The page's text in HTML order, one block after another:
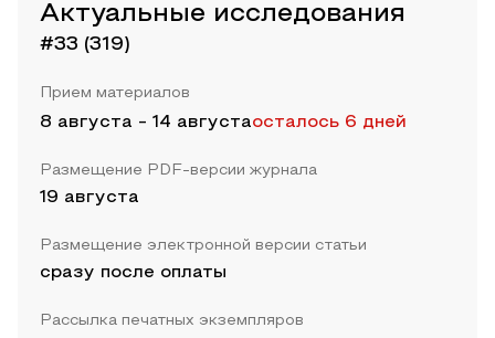
Актуальные исследования
#33 (319)
Прием материалов
8 августа - 14 августаосталось 6 дней
Размещение PDF-версии журнала
19 августа
Размещение электронной версии статьи
сразу после оплаты
Рассылка печатных экземпляров